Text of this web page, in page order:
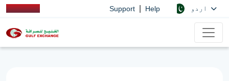
Support Help